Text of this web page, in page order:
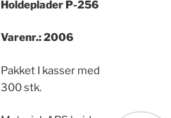
HoldepladerP-256
Varenr.: 2006
Pakket I kasser med
300 stk.